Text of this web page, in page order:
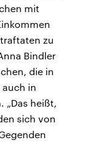
mit
zu
Bindler
die in
in
„Das heißt,
sich von